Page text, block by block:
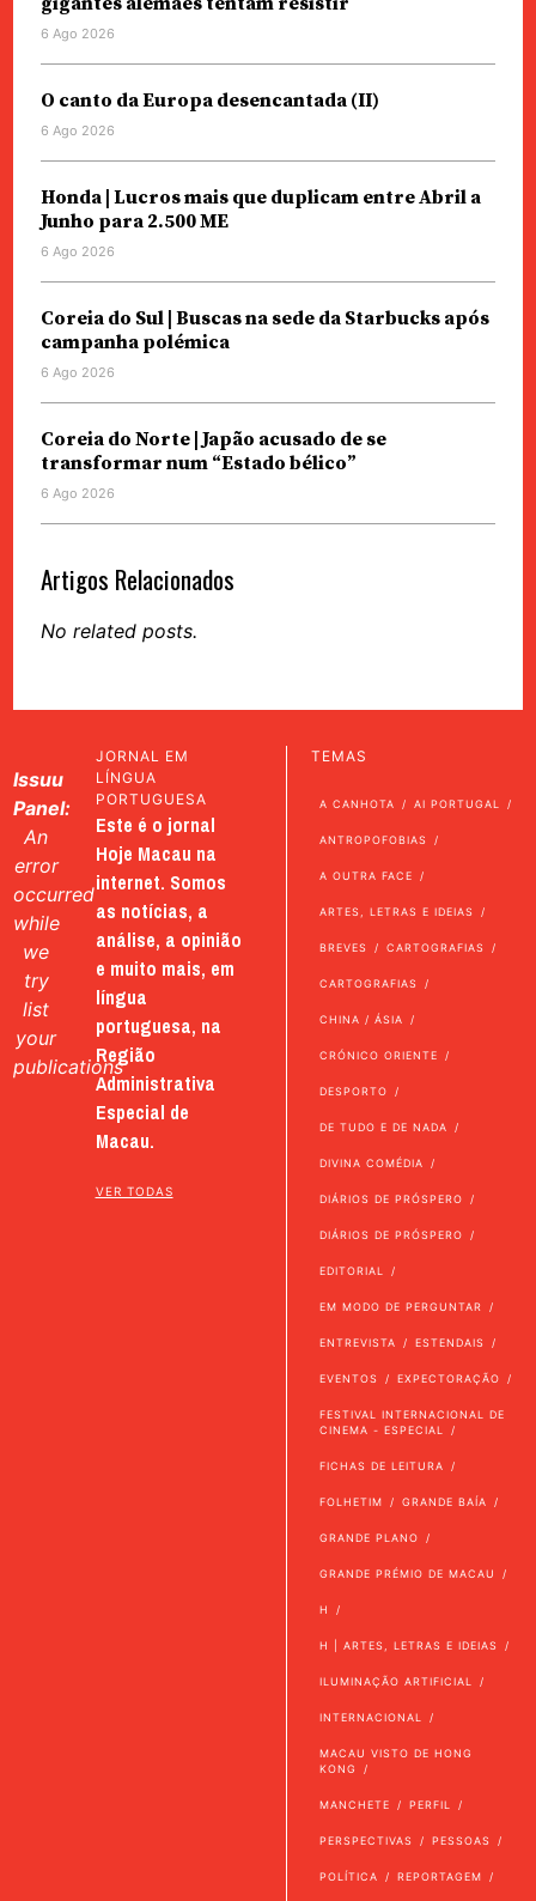
6 Ago 2026
O canto da Europa desencantada (II)
6 Ago 2026
Honda | Lucros mais que duplicam entre Abril a
Junho para 2.500 ME
6 Ago 2026
Coreia do Sul | Buscas na sede da Starbucks após
campanha polémica
6 Ago 2026
Coreia do Norte | Japão acusado de se
transformar num “Estado bélico”
6 Ago 2026
Artigos Relacionados
No related posts.
Issuu
Panel:
An
error
occurred
while
we
try
list
your
publications
JORNAL EM
LÍNGUA
PORTUGUESA
Este é o jornal
Hoje Macau na
internet. Somos
as notícias, a
análise, a opinião
e muito mais, em
língua
portuguesa, na
Região
Administrativa
Especial de
Macau.
VER TODAS
TEMAS
A CANHOTA AI PORTUGAL
ANTROPOFOBIAS
A OUTRA FACE
ARTES, LETRAS E IDEIAS
BREVES CARTOGRAFIAS
CARTOGRAFIAS
CHINA / ÁSIA
CRÓNICO ORIENTE
DESPORTO
DE TUDO E DE NADA
DIVINA COMÉDIA
DIÁRIOS DE PRÓSPERO
DIÁRIOS DE PRÓSPERO
EDITORIAL
EM MODO DE PERGUNTAR
ENTREVISTA ESTENDAIS
EVENTOS EXPECTORAÇÃO
FESTIVAL INTERNACIONAL DE
CINEMA - ESPECIAL
FICHAS DE LEITURA
FOLHETIM GRANDE BAÍA
GRANDE PLANO
GRANDE PRÉMIO DE MACAU
H
H | ARTES, LETRAS E IDEIAS
ILUMINAÇÃO ARTIFICIAL
INTERNACIONAL
MACAU VISTO DE HONG
KONG
MANCHETE PERFIL
PERSPECTIVAS PESSOAS
POLÍTICA REPORTAGEM